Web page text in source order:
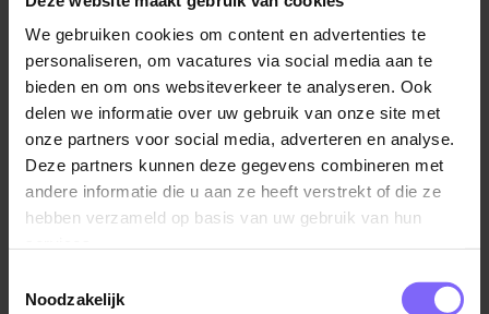
We gebruiken cookies om content en advertenties te
personaliseren, om vacatures via social media aan te
bieden en om ons websiteverkeer te analyseren. Ook
delen we informatie over uw gebruik van onze site met
onze partners voor social media, adverteren en analyse.
Deze partners kunnen deze gegevens combineren met
andere informatie die u aan ze heeft verstrekt of die ze
hebben verzameld op basis van uw gebruik van hun
Noodzakelijk
Jobalert instellen